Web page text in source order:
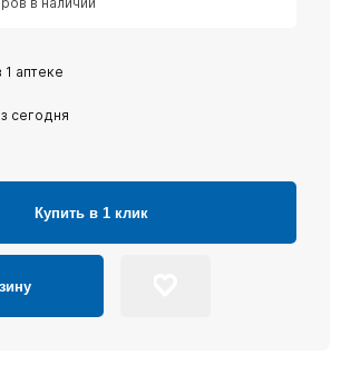
1 аптеке
сегодня
Купить в 1 клик